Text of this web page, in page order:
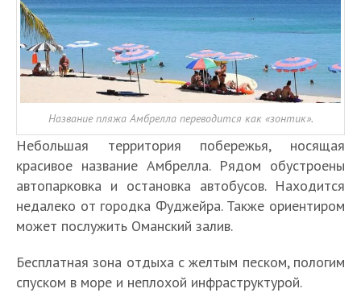
Название пляжа Амбрелла переводится как «зонтик».
Небольшая территория побережья, носящая
красивое название Амбрелла. Рядом обустроены
автопарковка и остановка автобусов. Находится
недалеко от городка Фуджейра. Также ориентиром
может послужить Оманский залив.
Бесплатная зона отдыха с желтым песком, пологим
спуском в море и неплохой инфраструктурой.